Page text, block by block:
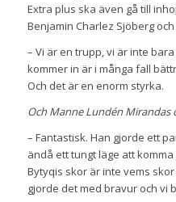
Extra plus ska även gå till
Benjamin Charlez Sjöberg
– Vi är en trupp, vi är inte
kommer in är i många fall
Och det är en enorm styrka.
Och Manne Lundén Mirandas
– Fantastisk. Han gjorde ett
ändå ett tungt läge att
Bytyqis skor är inte vems
gjorde det med bravur och vi